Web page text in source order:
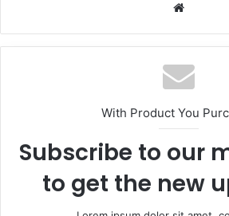
Website
With Product You
Subscribe to our
to get the new